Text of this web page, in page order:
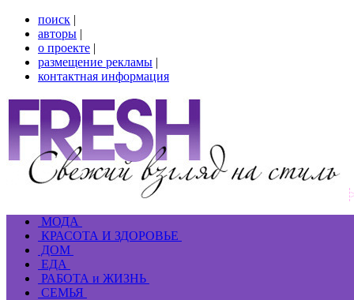
поиск |
авторы |
о проекте |
размещение рекламы |
контактная информация
МОДА
КРАСОТА И ЗДОРОВЬЕ
ДОМ
ЕДА
РАБОТА и ЖИЗНЬ
СЕМЬЯ